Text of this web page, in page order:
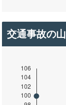
交通事故の